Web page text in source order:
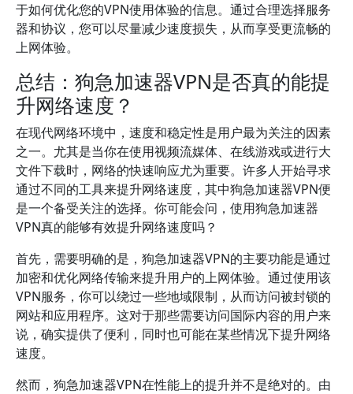
于如何优化您的VPN使用体验的信息。通过合理选择服务
器和协议，您可以尽量减少速度损失，从而享受更流畅的
上网体验。
总结：狗急加速器VPN是否真的能提
升网络速度？
在现代网络环境中，速度和稳定性是用户最为关注的因素
之一。尤其是当你在使用视频流媒体、在线游戏或进行大
文件下载时，网络的快速响应尤为重要。许多人开始寻求
通过不同的工具来提升网络速度，其中狗急加速器VPN便
是一个备受关注的选择。你可能会问，使用狗急加速器
VPN真的能够有效提升网络速度吗？
首先，需要明确的是，狗急加速器VPN的主要功能是通过
加密和优化网络传输来提升用户的上网体验。通过使用该
VPN服务，你可以绕过一些地域限制，从而访问被封锁的
网站和应用程序。这对于那些需要访问国际内容的用户来
说，确实提供了便利，同时也可能在某些情况下提升网络
速度。
然而，狗急加速器VPN在性能上的提升并不是绝对的。由